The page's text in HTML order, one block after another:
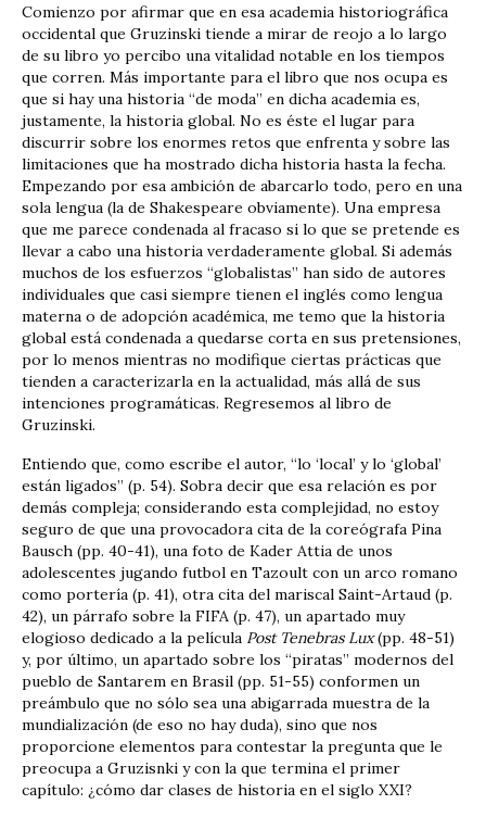
Comienzo por afirmar que en esa academia historiográfica
occidental que Gruzinski tiende a mirar de reojo a lo largo
de su libro yo percibo una vitalidad notable en los tiempos
que corren. Más importante para el libro que nos ocupa es
que si hay una historia “de moda” en dicha academia es,
justamente, la historia global. No es éste el lugar para
discurrir sobre los enormes retos que enfrenta y sobre las
limitaciones que ha mostrado dicha historia hasta la fecha.
Empezando por esa ambición de abarcarlo todo, pero en una
sola lengua (la de Shakespeare obviamente). Una empresa
que me parece condenada al fracaso si lo que se pretende es
llevar a cabo una historia verdaderamente global. Si además
muchos de los esfuerzos “globalistas” han sido de autores
individuales que casi siempre tienen el inglés como lengua
materna o de adopción académica, me temo que la historia
global está condenada a quedarse corta en sus pretensiones,
por lo menos mientras no modifique ciertas prácticas que
tienden a caracterizarla en la actualidad, más allá de sus
intenciones programáticas. Regresemos al libro de
Gruzinski.
Entiendo que, como escribe el autor, “lo ‘local’ y lo ‘global’
están ligados” (p. 54). Sobra decir que esa relación es por
demás compleja; considerando esta complejidad, no estoy
seguro de que una provocadora cita de la coreógrafa Pina
Bausch (pp. 40-41), una foto de Kader Attia de unos
adolescentes jugando futbol en Tazoult con un arco romano
como portería (p. 41), otra cita del mariscal Saint-Artaud (p.
42), un párrafo sobre la FIFA (p. 47), un apartado muy
elogioso dedicado a la película Post Tenebras Lux(pp. 48-51)
y, por último, un apartado sobre los “piratas” modernos del
pueblo de Santarem en Brasil (pp. 51-55) conformen un
preámbulo que no sólo sea una abigarrada muestra de la
mundialización (de eso no hay duda), sino que nos
proporcione elementos para contestar la pregunta que le
preocupa a Gruzisnki y con la que termina el primer
capítulo: ¿cómo dar clases de historia en el siglo XXI?